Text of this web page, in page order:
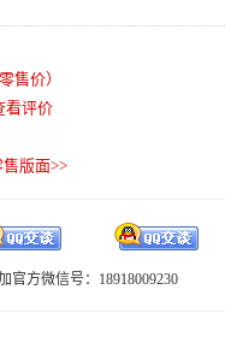
售价）
看评价
版面>>
官方微信号：18918009230